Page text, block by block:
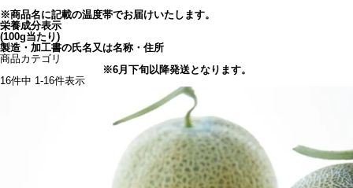
※商品名に記載の温度帯でお届けいたします。
栄養成分表示
(100g当たり)
製造・加工書の氏名又は名称・住所
商品カテゴリ
※6月下旬以降発送となります。
16件中 1-16件表示